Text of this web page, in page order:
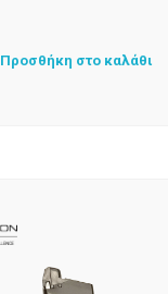
Προσθήκη στο καλάθι